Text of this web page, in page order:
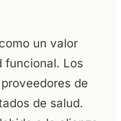
un valor
funcional. Los
de
de salud.